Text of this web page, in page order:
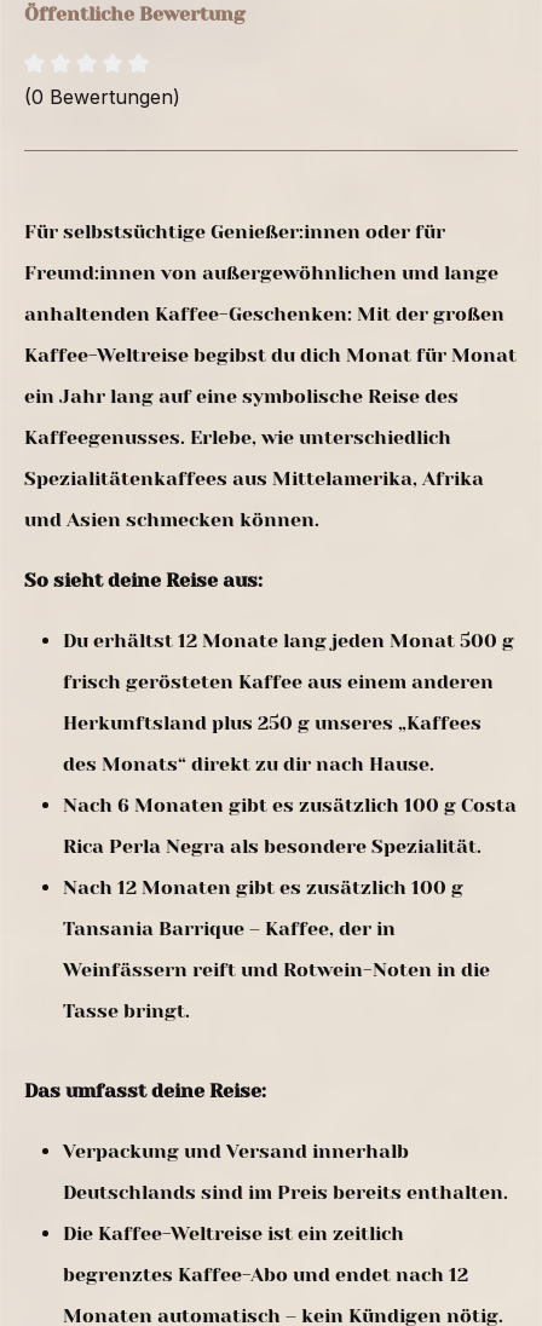
Öffentliche Bewertung
(0 Bewertungen)
Für selbstsüchtige Genießer:innen oder für
Freund:innen von außergewöhnlichen und lange
anhaltenden Kaffee-Geschenken: Mit der großen
Kaffee-Weltreise begibst du dich Monat für Monat
ein Jahr lang auf eine symbolische Reise des
Kaffeegenusses. Erlebe, wie unterschiedlich
Spezialitätenkaffees aus Mittelamerika, Afrika
und Asien schmecken können.
So sieht deine Reise aus:
Du erhältst 12 Monate lang jeden Monat 500 g
frisch gerösteten Kaffee aus einem anderen
Herkunftsland plus 250 g unseres „Kaffees
des Monats“ direkt zu dir nach Hause.
Nach 6 Monaten gibt es zusätzlich 100 g Costa
Rica Perla Negra als besondere Spezialität.
Nach 12 Monaten gibt es zusätzlich 100 g
Tansania Barrique – Kaffee, der in
Weinfässern reift und Rotwein-Noten in die
Tasse bringt.
Das umfasst deine Reise:
Verpackung und Versand innerhalb
Deutschlands sind im Preis bereits enthalten.
Die Kaffee-Weltreise ist ein zeitlich
begrenztes Kaffee-Abo und endet nach 12
Monaten automatisch – kein Kündigen nötig.